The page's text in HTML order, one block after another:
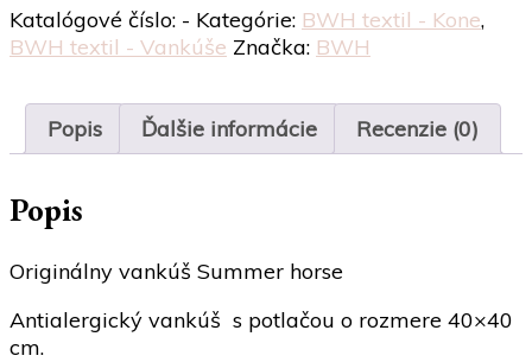
horse
Katalógové číslo: - Kategórie: BWH textil - Kone,
BWH textil - Vankúše Značka: BWH
Popis Ďalšie informácie Recenzie (0)
Popis
Originálny vankúš Summer horse
Antialergický vankúš s potlačou o rozmere 40×40
cm.